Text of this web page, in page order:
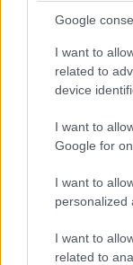
Google
I want to
related to
device
I want to
Google for
I want to
personalized
I want to
related to